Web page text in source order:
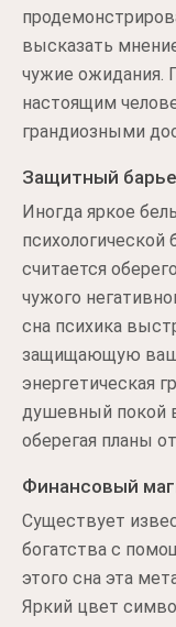
высказать
чужие ожидания.
настоящим
грандиозными
Защитный
Иногда яркое
считается
чужого
сна психика
защищающую
энергетическая
душевный покой
оберегая планы
Финансовый
Существует
богатства с
этого сна эта
Яркий цвет